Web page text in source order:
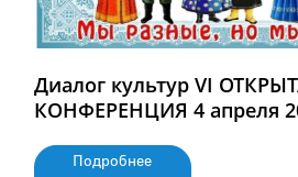
Диалог культур VI
КОНФЕРЕНЦИЯ 4 апреля
Подробнее